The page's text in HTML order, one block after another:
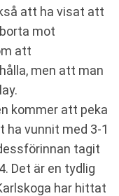
att ha visat att
mot
att
men att man
kommer att peka
ha vunnit med 3-1
tagit
Det är en tydlig
har hittat